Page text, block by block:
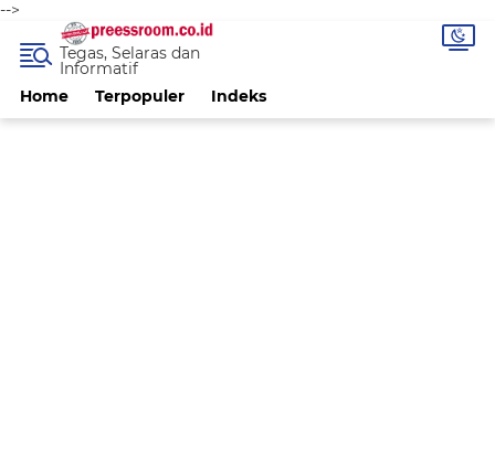
-->
Home Terpopuler Indeks
Tegas, Selaras dan
Informatif